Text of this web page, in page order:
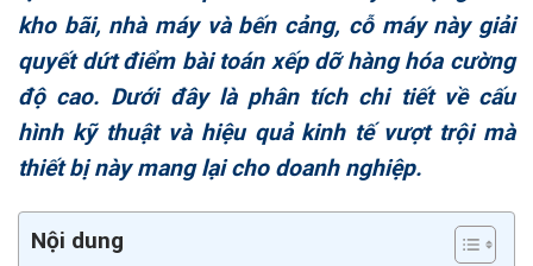
kho bãi, nhà máy và bến cảng, cỗ máy này giải
quyết dứt điểm bài toán xếp dỡ hàng hóa cường
độ cao. Dưới đây là phân tích chi tiết về cấu
hình kỹ thuật và hiệu quả kinh tế vượt trội mà
thiết bị này mang lại cho doanh nghiệp.
Nội dung